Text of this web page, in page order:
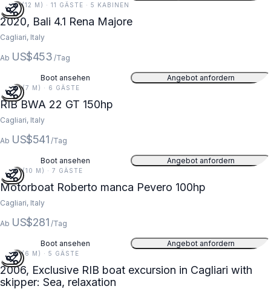
41 FT (12 M) · 11 GÄSTE · 5 KABINEN
2020, Bali 4.1 Rena Majore
Cagliari, Italy
Ab US$453 /Tag
Boot ansehen Angebot anfordern
22 FT (7 M) · 6 GÄSTE
RIB BWA 22 GT 150hp
Cagliari, Italy
Ab US$541 /Tag
Boot ansehen Angebot anfordern
33 FT (10 M) · 7 GÄSTE
Motorboat Roberto manca Pevero 100hp
Cagliari, Italy
Ab US$281 /Tag
Boot ansehen Angebot anfordern
19 FT (6 M) · 5 GÄSTE
2006, Exclusive RIB boat excursion in Cagliari with
skipper: Sea, relaxation